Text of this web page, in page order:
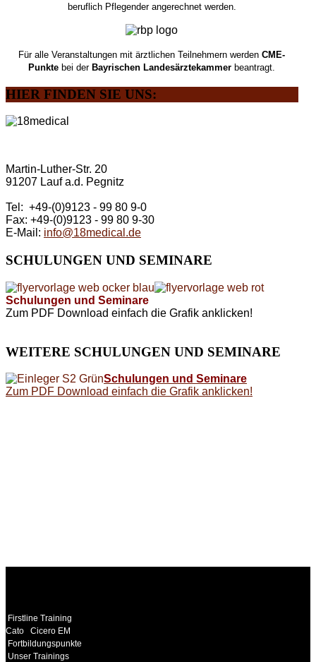
beruflich Pflegender angerechnet werden.
Für alle Veranstaltungen mit ärztlichen Teilnehmern werdenCME-
Punkte bei derBayrischen Landesärztekammer beantragt.
HIER FINDEN SIE UNS:
Martin-Luther-Str. 20
91207 Lauf a.d. Pegnitz
Tel: +49-(0)9123 - 99 80 9-0
Fax: +49-(0)9123 - 99 80 9-30
E-Mail: info@18medical.de
SCHULUNGEN UND SEMINARE
Schulungen und Seminare
Zum PDF Download einfach die Grafik anklicken!
WEITERE SCHULUNGEN UND SEMINARE
Schulungen und Seminare
Zum PDF Download einfach die Grafik anklicken!
Firstline Training
Cato
Cicero EM
Fortbildungspunkte
Unser Trainings